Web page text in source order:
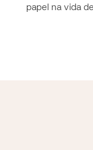
papel na vida